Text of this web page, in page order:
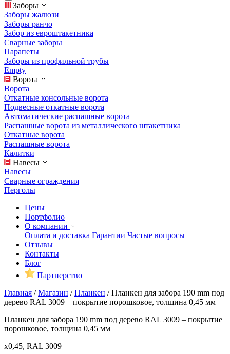
Заборы
Заборы жалюзи
Заборы ранчо
Забор из евроштакетника
Сварные заборы
Парапеты
Заборы из профильной трубы
Empty
Ворота
Ворота
Откатные консольные ворота
Подвесные откатные ворота
Автоматические распашные ворота
Распашные ворота из металлического штакетника
Откатные ворота
Распашные ворота
Калитки
Навесы
Навесы
Сварные ограждения
Перголы
Цены
Портфолио
О компании
Оплата и доставка Гарантии Частые вопросы
Отзывы
Контакты
Блог
Партнерство
Главная /Магазин /Планкен /Планкен для забора 190 mm под
дерево RAL 3009 – покрытие порошковое, толщина 0,45 мм
Планкен для забора 190 mm под дерево RAL 3009 – покрытие
порошковое, толщина 0,45 мм
x0,45, RAL 3009